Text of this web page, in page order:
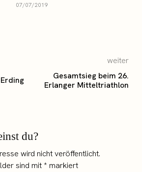
07/07/2019
weiter
Gesamtsieg beim 26.
Erlanger Mitteltriathlon
du?
wird nicht veröffentlicht.
sind mit* markiert